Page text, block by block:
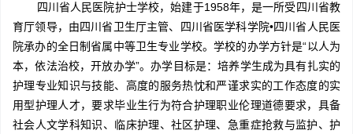
四川省人民医院护士学校，始建于1958年，是一所受四川省教
育厅领导，由四川省卫生厅主管、四川省医学科学院•四川省人民医
院承办的全日制省属中等卫生专业学校。学校的办学方针是“以人为
本，依法治校，开放办学”。办学目标是：培养学生成为具有扎实的
护理专业知识与技能、高度的服务热忱和严谨求实的工作态度的实
用型护理人才，要求毕业生行为符合护理职业伦理道德要求，具备
社会人文学科知识、临床护理、社区护理、急重症抢救与监护、护